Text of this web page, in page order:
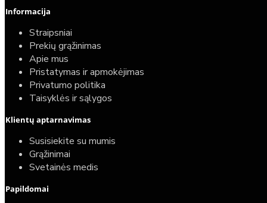
Informacija
Straipsniai
Prekių grąžinimas
Apie mus
Pristatymas ir apmokėjimas
Privatumo politika
Taisyklės ir sąlygos
Klientų aptarnavimas
Susisiekite su mumis
Grąžinimai
Svetainės medis
Papildomai